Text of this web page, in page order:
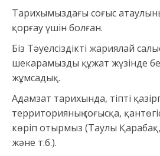
Тарихымыздағы соғыс
қорғау үшін болған.
Біз Тәуелсіздікті жариялай
шекарамызды құжат жүзінде
жұмсадық.
Адамзат тарихында, тіпті
территорияның соғысқа,
көріп отырмыз (Таулы
және т.б.).